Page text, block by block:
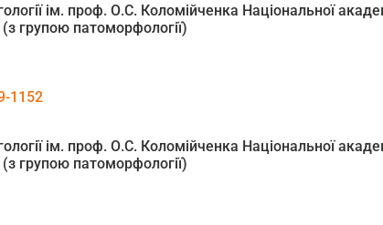
ім. проф. О.С. Коломійченка Національної
(з групою патоморфології)
1152
ім. проф. О.С. Коломійченка Національної
(з групою патоморфології)